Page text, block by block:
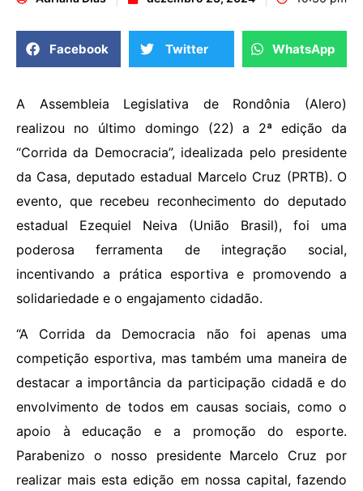
Facebook Twitter WhatsApp
A Assembleia Legislativa de Rondônia (Alero)
realizou no último domingo (22) a 2ª edição da
“Corrida da Democracia”, idealizada pelo presidente
da Casa, deputado estadual Marcelo Cruz (PRTB). O
evento, que recebeu reconhecimento do deputado
estadual Ezequiel Neiva (União Brasil), foi uma
poderosa ferramenta de integração social,
incentivando a prática esportiva e promovendo a
solidariedade e o engajamento cidadão.
“A Corrida da Democracia não foi apenas uma
competição esportiva, mas também uma maneira de
destacar a importância da participação cidadã e do
envolvimento de todos em causas sociais, como o
apoio à educação e a promoção do esporte.
Parabenizo o nosso presidente Marcelo Cruz por
realizar mais esta edição em nossa capital, fazendo